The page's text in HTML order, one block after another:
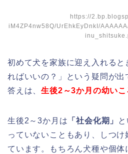
https://
iM4ZP4nw58Q/UrEhkEyDnkI/
初めて犬を家族に迎え入れると
ればいいの？」という疑問が出
答えは、生後2～3か月の幼いこ
生後2～3か月は 「社会化期」
っていないこともあり、しつ
ています。もちろん犬種や個体